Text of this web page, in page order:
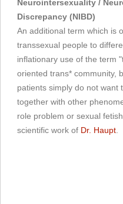
Neurointersexuality /
Discrepancy (NIBD)
An additional term which is
transsexual people to
inflationary use of the term
oriented trans* community,
patients simply do not want
together with other
role problem or sexual
scientific work of Dr. Haupt